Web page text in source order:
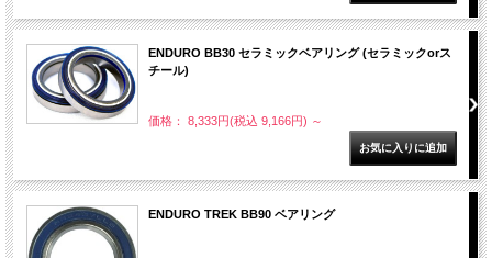
ENDURO BB30 セラミックベアリング (セラミックorス
チール)
価格： 8,333円(税込 9,166円) ～
ENDURO TREK BB90 ベアリング